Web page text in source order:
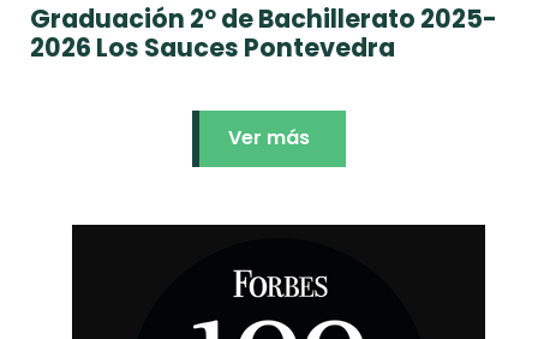
Graduación 2º de Bachillerato 2025-
2026 Los Sauces Pontevedra
Ver más